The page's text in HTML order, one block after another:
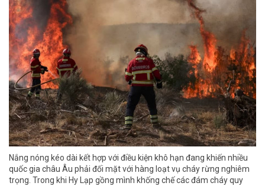
Nắng nóng kéo dài kết hợp với điều kiện khô hạn đang khiến nhiều
quốc gia châu Âu phải đối mặt với hàng loạt vụ cháy rừng nghiêm
trọng. Trong khi Hy Lạp gồng mình khống chế các đám cháy quy